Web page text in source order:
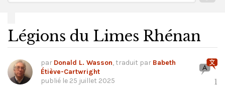
Légions du Limes Rhénan
par Donald L. Wasson, traduit par Babeth
Étiève-Cartwright
publié le 25 juillet 2025 1